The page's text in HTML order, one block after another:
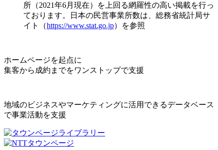
所（2021年6月現在）を上回る網羅性の高い掲載を行っ
ております。日本の民営事業所数は、総務省統計局サ
イト（https://www.stat.go.jp）を参照
ホームページを起点に
集客から成約までをワンストップで支援
地域のビジネスやマーケティングに活用できるデータベース
で事業活動を支援